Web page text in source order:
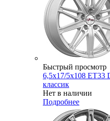
Быстрый просмотр
6,5x17/5x108 ET33
классик
Нет в наличии
Подробнее